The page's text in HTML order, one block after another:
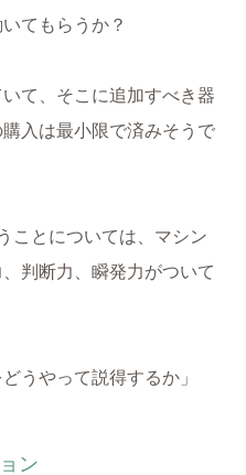
てもらうか？
て、そこに追加すべき器
入は最小限で済みそうで
ことについては、マシン
判断力、瞬発力がついて
うやって説得するか」
ン